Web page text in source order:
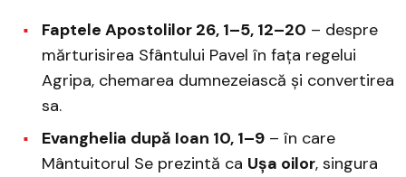
Faptele Apostolilor 26, 1–5, 12–20 – despre
mărturisirea Sfântului Pavel în fața regelui
Agripa, chemarea dumnezeiască și convertirea
sa.
Evanghelia după Ioan 10, 1–9 – în care
Mântuitorul Se prezintă ca Ușa oilor, singura